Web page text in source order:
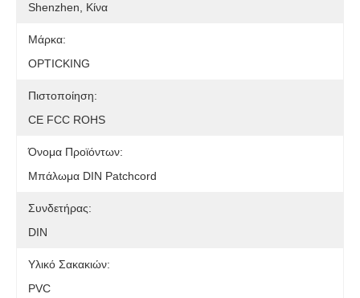
Shenzhen, Κίνα
Μάρκα:
OPTICKING
Πιστοποίηση:
CE FCC ROHS
Όνομα Προϊόντων:
Μπάλωμα DIN Patchcord
Συνδετήρας:
DIN
Υλικό Σακακιών:
PVC